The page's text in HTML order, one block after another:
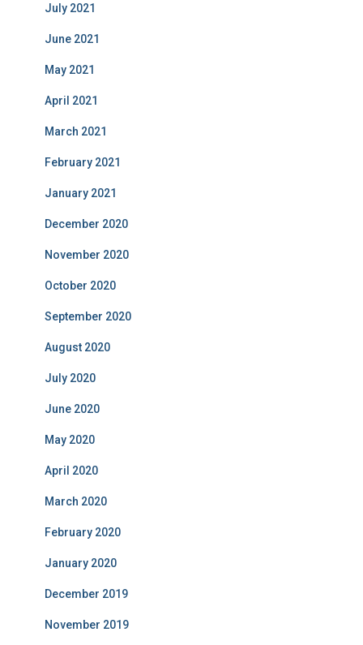
July 2021
June 2021
May 2021
April 2021
March 2021
February 2021
January 2021
December 2020
November 2020
October 2020
September 2020
August 2020
July 2020
June 2020
May 2020
April 2020
March 2020
February 2020
January 2020
December 2019
November 2019